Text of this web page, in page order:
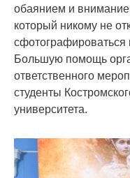
обаянием и
который никому не
сфотографироваться
Большую помощь
ответственного
студенты
университета.